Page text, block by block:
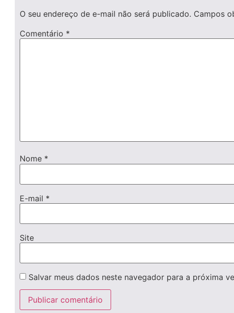
O seu endereço de e-mail não será publicado. Campos
Comentário *
Nome *
E-mail *
Site
Salvar meus dados neste navegador para a próxima